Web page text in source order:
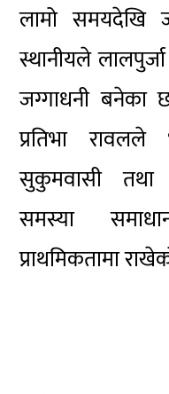
लामो समयदेखि
स्थानीयले
जग्गाधनी बनेका
प्रतिभा रावलले
सुकुमवासी तथा
समस्या
प्राथमिकतामा